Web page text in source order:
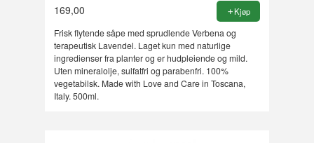
169,00 Kjøp
Frisk flytende såpe med sprudlende Verbena og
terapeutisk Lavendel. Laget kun med naturlige
ingredienser fra planter og er hudpleiende og mild.
Uten mineralolje, sulfatfri og parabenfri. 100%
vegetabilsk. Made with Love and Care in Toscana,
Italy. 500ml.